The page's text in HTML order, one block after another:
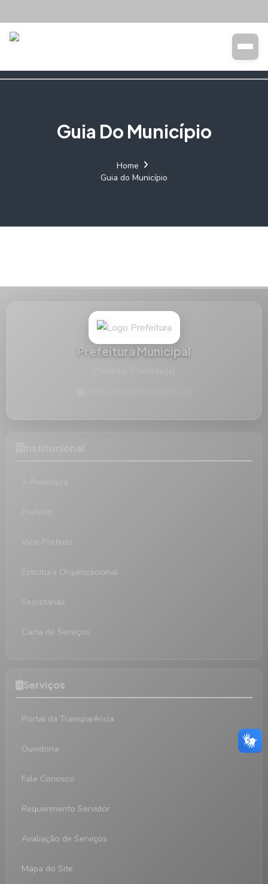
Guia Do Município
Home
Guia do Município
Prefeitura Municipal
Vice-Prefeito
Estrutura Organizacional
Secretarias
Carta de Serviços
Serviços
Portal da Transparência
Ouvidoria
Fale Conosco
Requerimento Servidor
Avaliação de Serviços
Mapa do Site